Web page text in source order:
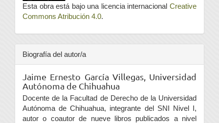
Esta obra está bajo una licencia internacional Creative
Commons Atribución 4.0.
Biografía del autor/a
Jaime Ernesto García Villegas, Universidad
Autónoma de Chihuahua
Docente de la Facultad de Derecho de la Universidad
Autónoma de Chihuahua, integrante del SNI Nivel I,
autor o coautor de nueve libros publicados a nivel